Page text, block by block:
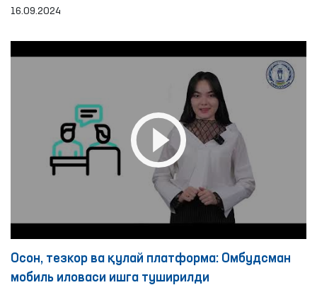
16.09.2024
Осон, тезкор ва қулай платформа: Омбудсман
мобиль иловаси ишга туширилди